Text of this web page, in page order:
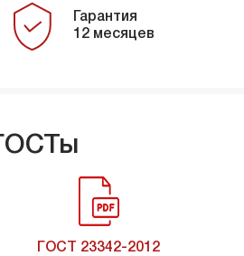
Гарантия
12 месяцев
ГОСТы
ГОСТ 23342-2012